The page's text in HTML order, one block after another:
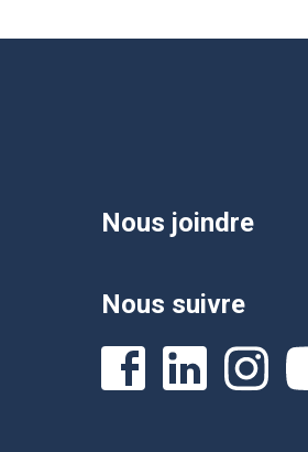
Nous joindre
Nous suivre